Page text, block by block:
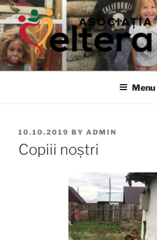
Skip
to
content
ELTERA
We treasure the childrens' right to
Menu
POSTED
ON
10.10.2019 BY ADMIN
Copiii noștri